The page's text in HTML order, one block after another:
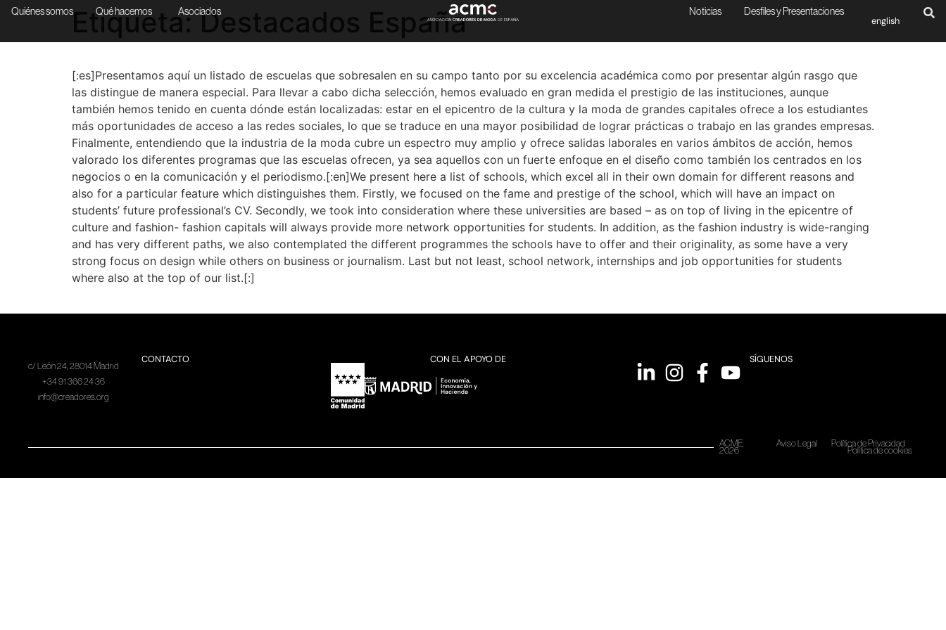
Quiénes somos Qué hacemos Asociados Noticias Desfiles y Presentaciones
english
Etiqueta:Destacados España
[:es]Presentamos aquí un listado de escuelas que sobresalen en su campo tanto por su excelencia académica como por presentar algún rasgo que
las distingue de manera especial. Para llevar a cabo dicha selección, hemos evaluado en gran medida el prestigio de las instituciones, aunque
también hemos tenido en cuenta dónde están localizadas: estar en el epicentro de la cultura y la moda de grandes capitales ofrece a los estudiantes
más oportunidades de acceso a las redes sociales, lo que se traduce en una mayor posibilidad de lograr prácticas o trabajo en las grandes empresas.
Finalmente, entendiendo que la industria de la moda cubre un espectro muy amplio y ofrece salidas laborales en varios ámbitos de acción, hemos
valorado los diferentes programas que las escuelas ofrecen, ya sea aquellos con un fuerte enfoque en el diseño como también los centrados en los
negocios o en la comunicación y el periodismo.[:en]We present here a list of schools, which excel all in their own domain for different reasons and
also for a particular feature which distinguishes them. Firstly, we focused on the fame and prestige of the school, which will have an impact on
students’ future professional’s CV. Secondly, we took into consideration where these universities are based – as on top of living in the epicentre of
culture and fashion- fashion capitals will always provide more network opportunities for students. In addition, as the fashion industry is wide-ranging
and has very different paths, we also contemplated the different programmes the schools have to offer and their originality, as some have a very
strong focus on design while others on business or journalism. Last but not least, school network, internships and job opportunities for students
where also at the top of our list.[:]
CONTACTO
c/ León 24, 28014 Madrid
+34 91 366 24 36
info@creadores.org
CON EL APOYO DE SÍGUENOS
ACME,
2026
Aviso Legal Política de Privacidad
Política de cookies